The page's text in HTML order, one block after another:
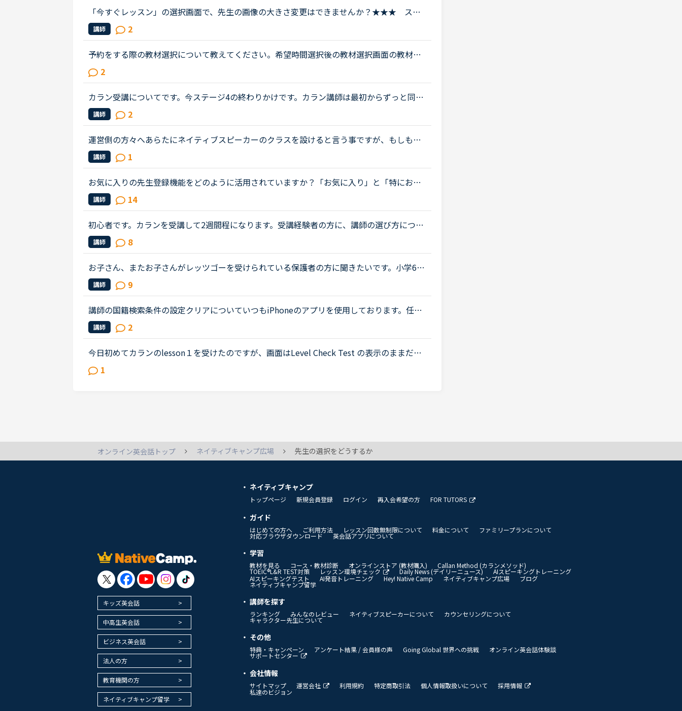
「今すぐレッスン」の選択画面で、先生の画像の大きさ変更はできませんか？★★★ スマ
ホのアンドロイドのアプリで受講しています。昨日、アプリのアップデートをしてから、ア
プリ内が少し変わりました。そして、今...
講師 2
予約をする際の教材選択について教えてください。希望時間選択後の教材選択画面の教材選
択欄に自動的に出てくる教材が日によって違うのですが、みなさんはそのようなことはあり
ませんか？日によって自動的に最初...
2
カラン受講についてです。今ステージ4の終わりかけです。カラン講師は最初からずっと同じ
先生で声やテンポに慣れてしまってます。次第にこのまま同じ先生のまんまで良いのか。で
ももうすっかり進行具合も全て把握...
講師 2
運営側の方々へあらたにネイティブスピーカーのクラスを設けると言う事ですが、もしも料
金体系を変えるのであれば、同じアプリケーションからの入り口としても、せめて現状の講
師の選択画面とネイティブスピーカ...
講師 1
お気に入りの先生登録機能をどのように活用されていますか？「お気に入り」と「特にお気
に入り」のパターンが欲しいと思うことないですか？★★★★私は「この先生、またレッス
ン受けたいな」と思うとお気に入りに登...
講師 14
初心者です。カランを受講して2週間程になります。受講経験者の方に、講師の選び方につい
てお伺いします。自分に合う講師に出会った場合、同じ講師でレッスンを受け続けた方がよ
いでしょうか？と言うのも、現在私...
講師 8
お子さん、またお子さんがレッツゴーを受けられている保護者の方に聞きたいです。小学6年
生の娘が今無料体験中で初心者コースを２つ受けました。娘は英語経験はほぼ学校の授業の
みです。オンライン英会話を選択し...
講師 9
講師の国籍検索条件の設定クリアについていつもiPhoneのアプリを使用しております。任意
の国籍を選択したり、特定の国籍を除外したい場合は、アジアからオセアニアまで7つの全て
のエリアを一つ一つ、開いては閉じ...
講師 2
今日初めてカランのlesson１を受けたのですが、画面はLevel Check Test の表示のままだっ
たので開始直後アレ？っと思い教材選択を設定し直そうと思ったのですが結局わからずその
ままレッスンが進行してしまいまし...
1
オンライン英会話トップ ネイティブキャンプ広場 先生の選択をどうするか
キッズ英会話
中高生英会話
ビジネス英会話
法人の方
教育機関の方
ネイティブキャンプ留学
ネイティブキャンプ
トップページ 新規会員登録 ログイン 再入会希望の方 FOR TUTORS
ガイド
はじめての方へ ご利用方法 レッスン回数無制限について 料金について ファミリープランについて
対応ブラウザダウンロード 英会話アプリについて
学習
教材を見る コース・教材診断 オンラインストア (教材購入) Callan Method (カランメソッド)
TOEIC®L&R TEST対策 レッスン環境チェック Daily News (デイリーニュース)
AIスピーキングトレーニング
AIスピーキングテスト
AI発音トレーニング Hey! Native Camp ネイティブキャンプ広場 ブログ
ネイティブキャンプ留学
講師を探す
ランキング みんなのレビュー ネイティブスピーカーについて カウンセリングについて
キャラクター先生について
その他
特典・キャンペーン アンケート結果 / 会員様の声 Going Global 世界への挑戦 オンライン英会話体験談
サポートセンター
会社情報
サイトマップ 運営会社 利用規約 特定商取引法 個人情報取扱いについて 採用情報
私達のビジョン